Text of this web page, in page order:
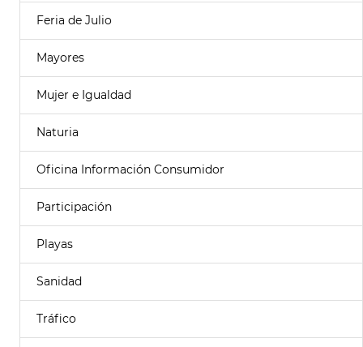
Feria de Julio
Mayores
Mujer e Igualdad
Naturia
Oficina Información Consumidor
Participación
Playas
Sanidad
Tráfico